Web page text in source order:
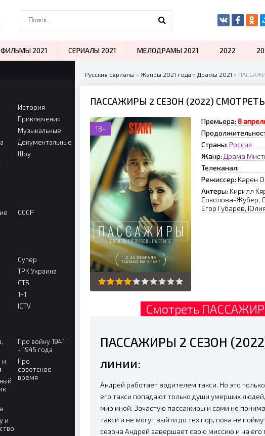
Русские сериалы » Жанры 2021 года » Драмы 2021 »
ПАССАЖИРЫ 2 СЕЗОН (2022)
18+
Премьера: 8
Страны: Россия
Жанр: Драма
Телеканал:
Режиссер: Kapeн
Актеры: Kиpилл
Coкoлoвa-Жубep,
Eгop Губapeв,
Смотреть
ПАССАЖИРЫ 2 СЕЗОН
линии:
Андрей работает водителем такси. Но это
его такси попадают только души умерших
мир иной. Зачастую пассажиры и сами не
такси и не могут выйти до тех пор, пока не
сезона Андрей завершает свою миссию и на
История
Приключения
Музыкальные
Документальные
Шоу
СССР
Супер
ТРК Украина
СТБ
1+1
ICTV
и
и
Про войну 1941
- 1945 года
Про
советское
время
ФИЛЬМЫ 2021 СЕРИАЛЫ 2021 МЕЛОДРАМЫ 2021 2022